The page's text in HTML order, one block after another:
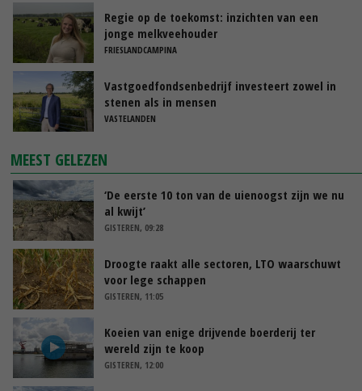
Regie op de toekomst: inzichten van een
jonge melkveehouder
FRIESLANDCAMPINA
Vastgoedfondsenbedrijf investeert zowel in
stenen als in mensen
VASTELANDEN
MEEST GELEZEN
‘De eerste 10 ton van de uienoogst zijn we nu
al kwijt’
GISTEREN, 09:28
Droogte raakt alle sectoren, LTO waarschuwt
voor lege schappen
GISTEREN, 11:05
Koeien van enige drijvende boerderij ter
wereld zijn te koop
GISTEREN, 12:00